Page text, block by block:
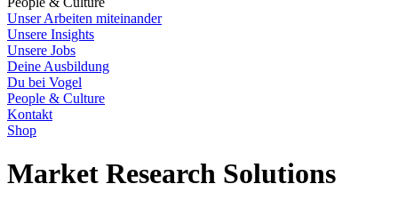
Unser Arbeiten miteinander
Unsere Insights
Unsere Jobs
Deine Ausbildung
Du bei Vogel
People & Culture
Kontakt
Shop
Market Research Solutions